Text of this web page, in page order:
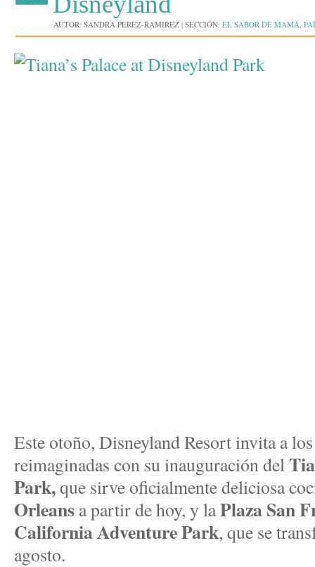
AUTOR: SANDRA PEREZ-RAMIREZ | SECCIÓN: EL SABOR DE MAMÁ
Este otoño, Disneyland Resort invita a
reimaginadas con su inauguración del
Park,que sirve oficialmente deliciosa
Orleans a partir de hoy, y laPlaza San
California Adventure Park, que se
agosto.